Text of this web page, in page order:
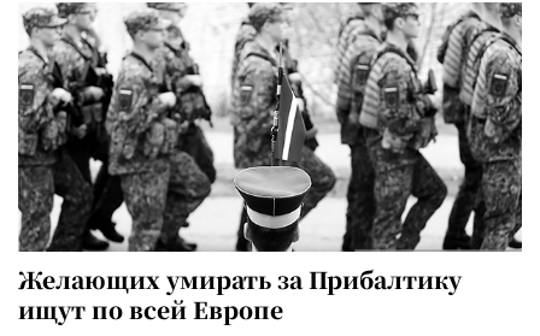
Желающих умирать за Прибалтику
ищут по всей Европе